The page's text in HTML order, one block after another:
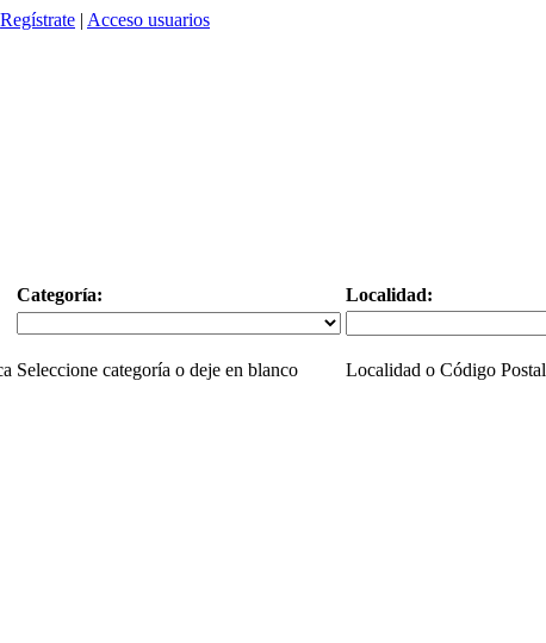
Regístrate | Acceso usuarios
Categoría: Localidad:
Seleccione categoría o deje en blanco Localidad o Código Postal